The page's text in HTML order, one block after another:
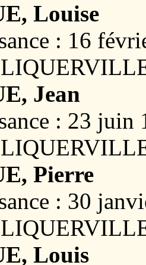
Louise
: 16
Jean
: 23 juin
Pierre
: 30
Louis